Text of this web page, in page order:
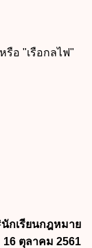
อ "เรือกลไฟ"
กเรียนกฎหมาย
16 ตุลาคม 2561